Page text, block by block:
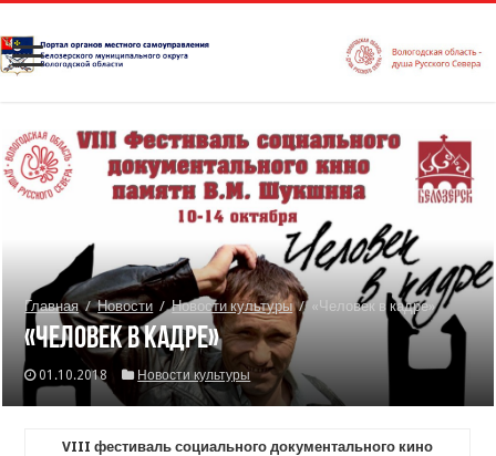
Главная / Новости / Новости культуры / «Человек в кадре»
«Человек в кадре»
01.10.2018 Новости культуры
VIII фестиваль социального документального кино